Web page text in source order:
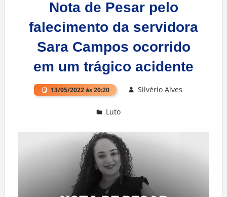
Nota de Pesar pelo
falecimento da servidora
Sara Campos ocorrido
em um trágico acidente
13/05/2022 às 20:20 Silvério Alves
Luto